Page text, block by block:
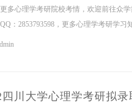
多心理学考研院校考情，欢迎前往众
：2853793598，更多心理学考研学
四川大学心理学考研拟